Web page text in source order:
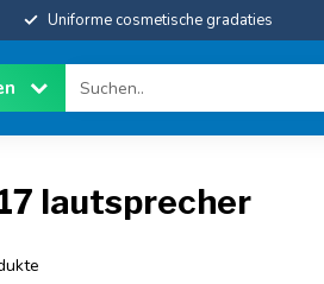
Uniforme cosmetische gradaties
lautsprecher